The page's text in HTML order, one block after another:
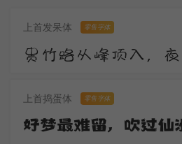
上首发呆体 零售字体
上首捣蛋体 零售字体